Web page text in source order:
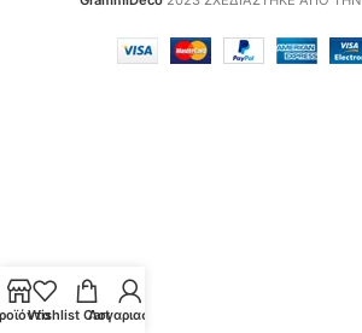
Wishlist Cart
Λογαριασμός